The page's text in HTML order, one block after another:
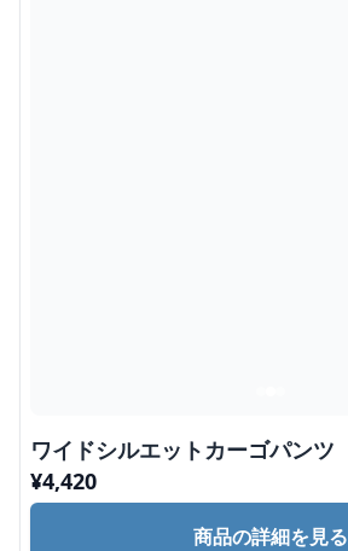
ワイドシルエットカーゴパンツ
¥4,420
商品の詳細を見る